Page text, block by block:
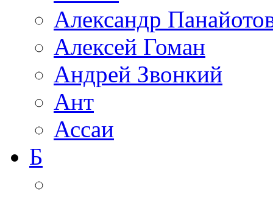
Александр
Алексей Гоман
Андрей Звонкий
Ант
Ассаи
Б